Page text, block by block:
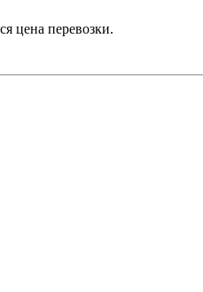
цена перевозки.